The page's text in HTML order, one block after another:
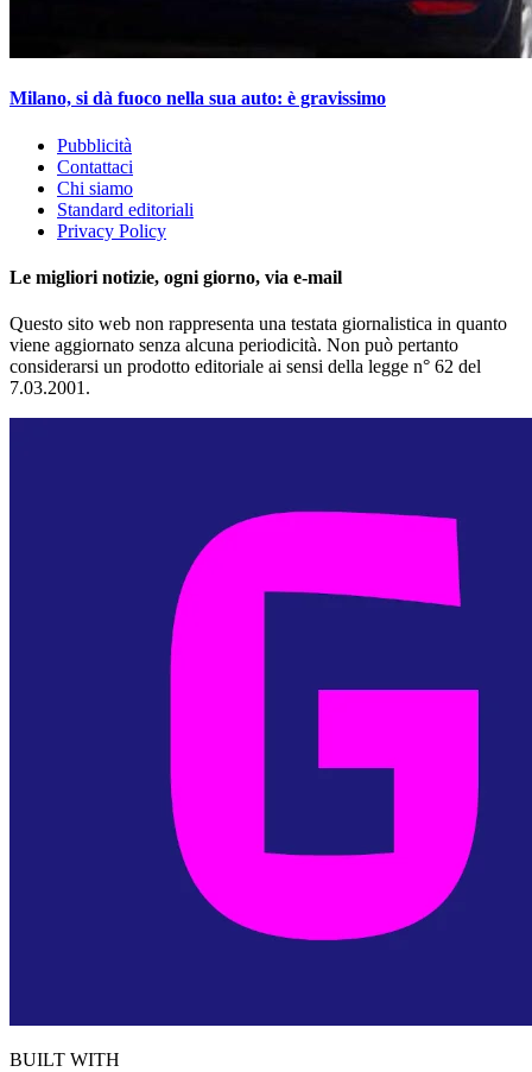
Milano, si dà fuoco nella sua auto: è gravissimo
Pubblicità
Contattaci
Chi siamo
Standard editoriali
Privacy Policy
Le migliori notizie, ogni giorno, via e-mail
Questo sito web non rappresenta una testata giornalistica in quanto
viene aggiornato senza alcuna periodicità. Non può pertanto
considerarsi un prodotto editoriale ai sensi della legge n° 62 del
7.03.2001.
BUILT WITH